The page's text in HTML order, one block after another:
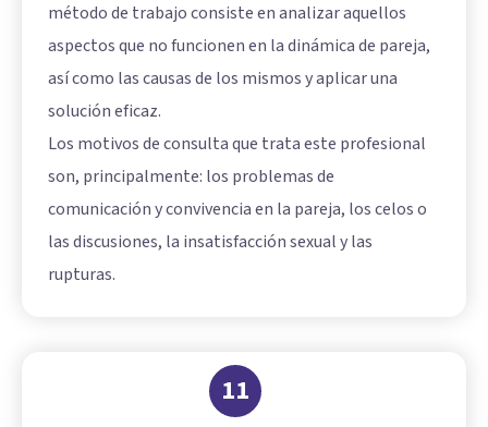
método de trabajo consiste en analizar aquellos
aspectos que no funcionen en la dinámica de pareja,
así como las causas de los mismos y aplicar una
solución eficaz.
Los motivos de consulta que trata este profesional
son, principalmente: los problemas de
comunicación y convivencia en la pareja, los celos o
las discusiones, la insatisfacción sexual y las
rupturas.
11